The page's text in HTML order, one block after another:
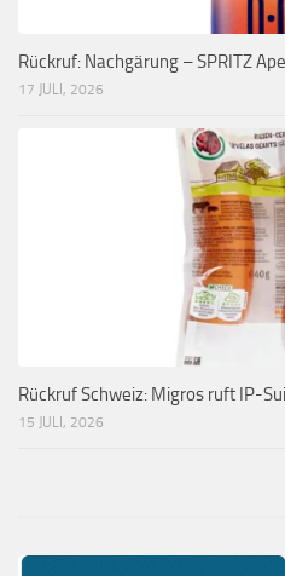
Rückruf: Nachgärung – SPRITZ
17 JULI, 2026
Rückruf Schweiz: Migros ruft IP-
15 JULI, 2026